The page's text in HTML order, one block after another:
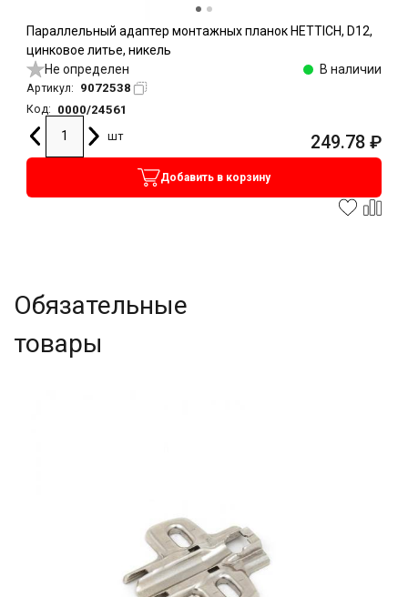
Параллельный адаптер монтажных планок HETTICH, D12,
цинковое литье, никель
Не определен
В наличии
Артикул: 9072538
Код:
0000/24561
шт
249.78 ₽
Добавить в корзину
Обязательные
товары